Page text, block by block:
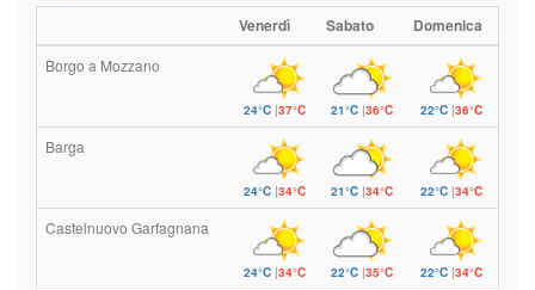
Venerdì Sabato Domenica
Borgo a Mozzano
24°C|37°C 21°C|36°C 22°C |36°C
Barga
24°C|34°C 21°C|34°C 22°C |34°C
Castelnuovo Garfagnana
24°C|34°C 22°C|35°C 22°C |34°C